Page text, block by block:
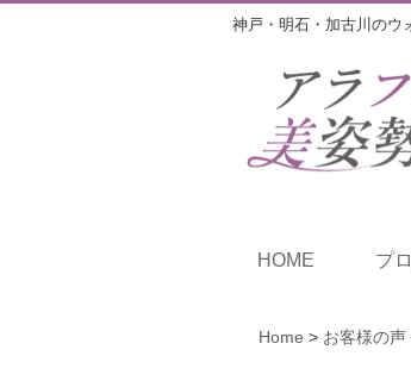
神戸・明石・加古川のウ
HOME プ
Home > お客様の声